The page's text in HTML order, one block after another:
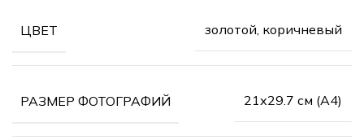
ЦВЕТ золотой, коричневый
РАЗМЕР ФОТОГРАФИЙ 21х29.7 см (А4)